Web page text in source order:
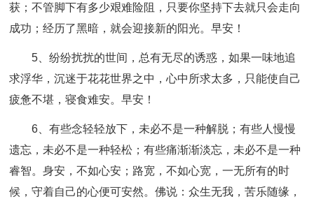
获；不管脚下有多少艰难险阻，只要你坚持下去就只会走向
成功；经历了黑暗，就会迎接新的阳光。早安！
5、纷纷扰扰的世间，总有无尽的诱惑，如果一味地追
求浮华，沉迷于花花世界之中，心中所求太多，只能使自己
疲惫不堪，寝食难安。早安！
6、有些念轻轻放下，未必不是一种解脱；有些人慢慢
遗忘，未必不是一种轻松；有些痛渐渐淡忘，未必不是一种
睿智。身安，不如心安；路宽，不如心宽，一无所有的时
候，守着自己的心便可安然。佛说：众生无我，苦乐随缘，